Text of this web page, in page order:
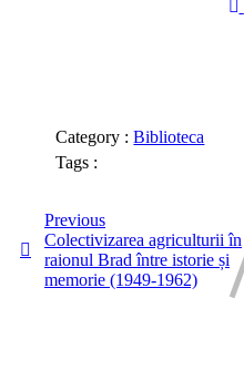
Category : Biblioteca
Tags :
Previous
Colectivizarea agriculturii în
raionul Brad între istorie și
memorie (1949-1962)